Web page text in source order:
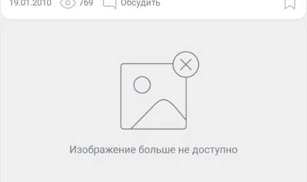
19.01.2010 769 Обсудить